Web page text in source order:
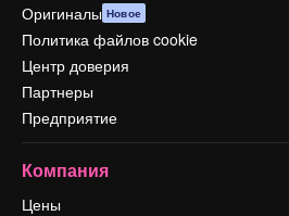
Оригиналы Новое
Политика файлов cookie
Центр доверия
Партнеры
Предприятие
Компания
Цены